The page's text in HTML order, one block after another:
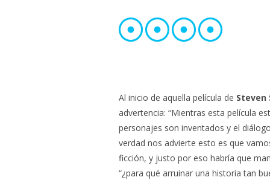
Al inicio de aquella película de Steven
advertencia: “Mientras esta película
personajes son inventados y el
verdad nos advierte esto es que
ficción, y justo por eso habría que
“¿para qué arruinar una historia tan